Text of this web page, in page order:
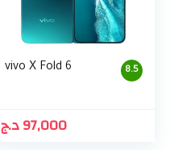
8.5
vivo X Fold 6
97,000د.ج